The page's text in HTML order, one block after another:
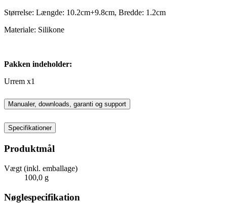
Størrelse: Længde: 10.2cm+9.8cm, Bredde: 1.2cm
Materiale: Silikone
Pakken indeholder:
Urrem x1
Manualer, downloads, garanti og support
Specifikationer
Produktmål
Vægt (inkl. emballage)
100,0 g
Nøglespecifikation